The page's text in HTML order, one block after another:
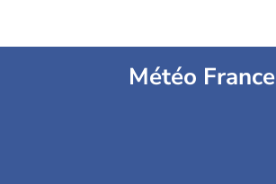
Météo France